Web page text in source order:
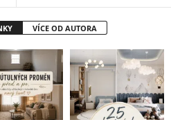
VÍCE OD AUTORA